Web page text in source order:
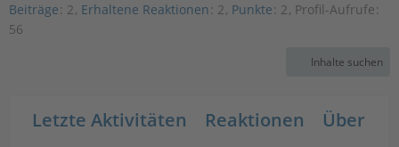
Beiträge 2 Erhaltene Reaktionen 2 Punkte 2 Profil-Aufrufe
56
Inhalte suchen
Letzte Aktivitäten Reaktionen Über